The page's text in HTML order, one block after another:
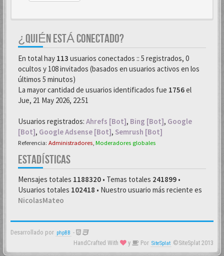
¿QUIÉN ESTÁ CONECTADO?
En total hay 113 usuarios conectados :: 5 registrados, 0
ocultos y 108 invitados (basados en usuarios activos en los
últimos 5 minutos)
La mayor cantidad de usuarios identificados fue 1756el
Jue, 21 May 2026, 22:51
Usuarios registrados: Ahrefs [Bot], Bing [Bot], Google
[Bot], Google Adsense [Bot], Semrush [Bot]
Referencia: Administradores Moderadores globales
ESTADÍSTICAS
Mensajes totales 1188320 • Temas totales 241899 •
Usuarios totales 102418 • Nuestro usuario más reciente es
NicolasMateo
Desarrollado por phpBB -
HandCrafted With
y Por SiteSplat ©SiteSplat 2013